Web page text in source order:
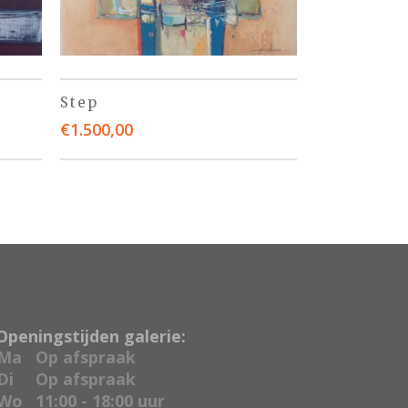
Step
€1.500,00
galerie:
Op afspraak
Op afspraak
11:00 - 18:00 uur